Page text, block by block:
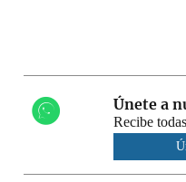
Únete a
Recibe